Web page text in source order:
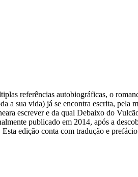
referências autobiográficas, o
a sua vida) já se encontra escrita, pela
escrever e da qual Debaixo do
publicado em 2014, após a
edição conta com tradução e